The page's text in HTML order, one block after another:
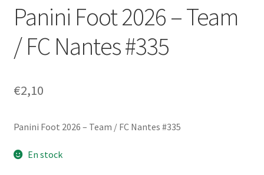
Panini Foot 2026 – Team
/ FC Nantes #335
€2,10
Panini Foot 2026 – Team / FC Nantes #335
En stock